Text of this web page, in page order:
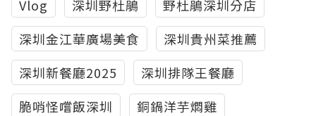
Vlog 深圳野杜鵑
野杜鵑深圳分店
深圳金江華廣場美食
深圳貴州菜推薦
深圳新餐廳2025
深圳排隊王餐廳
脆哨怪嚐飯深圳
銅鍋洋芋燜雞